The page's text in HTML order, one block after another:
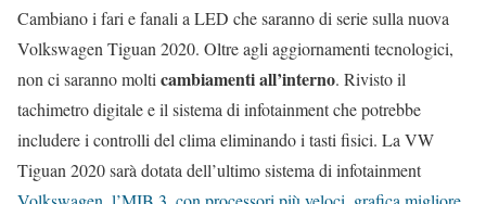
Cambiano i fari e fanali a LED che saranno di serie sulla nuova
Volkswagen Tiguan 2020. Oltre agli aggiornamenti tecnologici,
non ci saranno molticambiamenti all’interno. Rivisto il
tachimetro digitale e il sistema di infotainment che potrebbe
includere i controlli del clima eliminando i tasti fisici. La VW
Tiguan 2020 sarà dotata dell’ultimo sistema di infotainment